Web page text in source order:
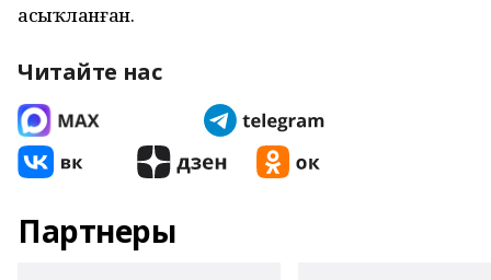
асыҡланған.
Читайте нас
Партнеры